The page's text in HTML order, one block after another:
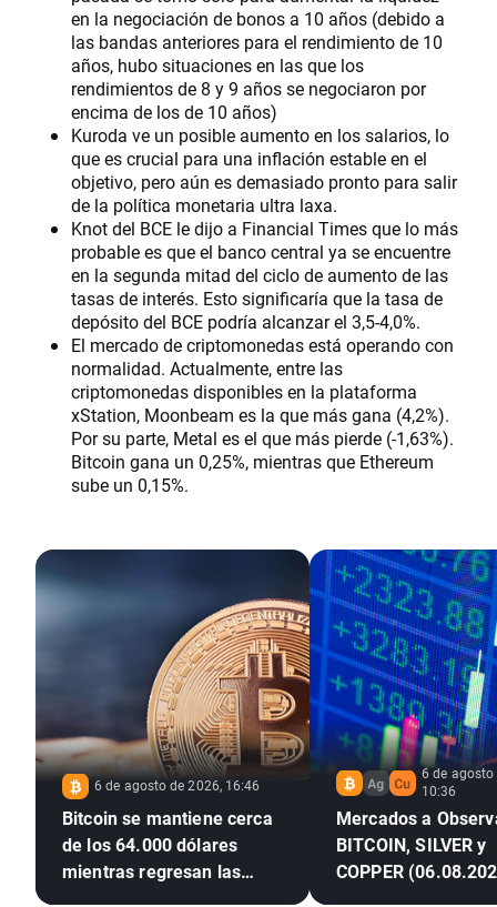
en la negociación de bonos a 10 años (debido a
las bandas anteriores para el rendimiento de 10
años, hubo situaciones en las que los
rendimientos de 8 y 9 años se negociaron por
encima de los de 10 años)
Kuroda ve un posible aumento en los salarios, lo
que es crucial para una inflación estable en el
objetivo, pero aún es demasiado pronto para salir
de la política monetaria ultra laxa.
Knot del BCE le dijo a Financial Times que lo más
probable es que el banco central ya se encuentre
en la segunda mitad del ciclo de aumento de las
tasas de interés. Esto significaría que la tasa de
depósito del BCE podría alcanzar el 3,5-4,0%.
El mercado de criptomonedas está operando con
normalidad. Actualmente, entre las
criptomonedas disponibles en la plataforma
xStation, Moonbeam es la que más gana (4,2%).
Por su parte, Metal es el que más pierde (-1,63%).
Bitcoin gana un 0,25%, mientras que Ethereum
sube un 0,15%.
6 de agosto de 2026, 16:46
Bitcoin se mantiene cerca
de los 64.000 dólares
mientras regresan las
6 de agosto
10:36
Mercados a
BITCOIN, SILVER y
COPPER